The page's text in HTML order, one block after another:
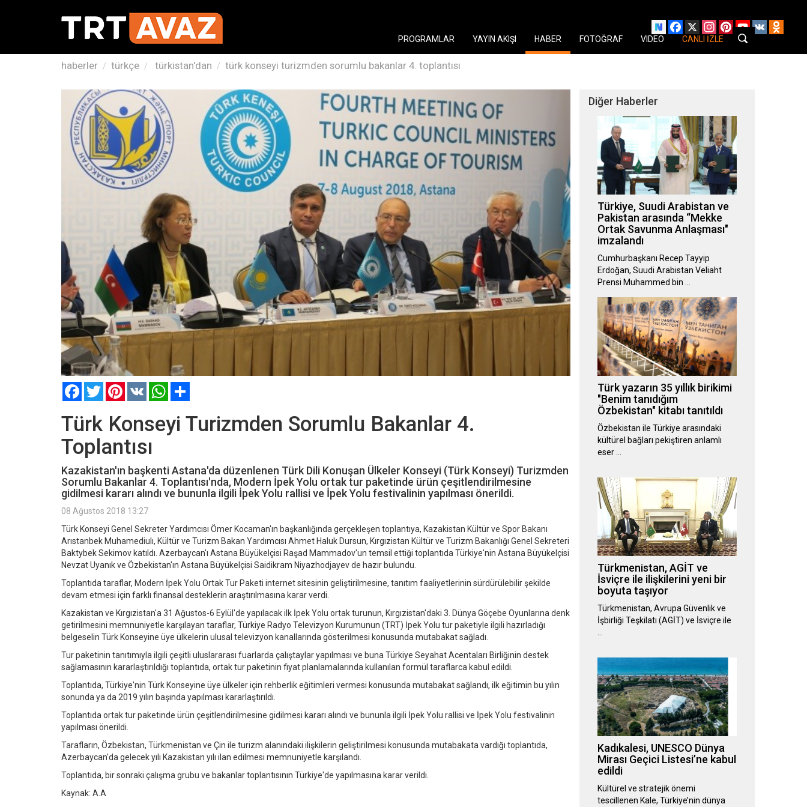
Facebook
X Instagram
PinterestYouTube
VK
PROGRAMLAR
YAYIN AKIŞI HABER FOTOĞRAF VIDEO CANLI İZLE
haberler türkçe türkistan'dan türk konseyi turizmden sorumlu bakanlar 4. toplantısı
FacebookTwitterPinterest
VK WhatsApp
Türk Konseyi Turizmden Sorumlu Bakanlar 4.
Toplantısı
Kazakistan'ın başkenti Astana'da düzenlenen Türk Dili Konuşan Ülkeler Konseyi (Türk Konseyi) Turizmden
Sorumlu Bakanlar 4. Toplantısı'nda, Modern İpek Yolu ortak tur paketinde ürün çeşitlendirilmesine
gidilmesi kararı alındı ve bununla ilgili İpek Yolu rallisi ve İpek Yolu festivalinin yapılması önerildi.
08 Ağustos 2018 13:27
Türk Konseyi Genel Sekreter Yardımcısı Ömer Kocaman'ın başkanlığında gerçekleşen toplantıya, Kazakistan Kültür ve Spor Bakanı
Arıstanbek Muhamediulı, Kültür ve Turizm Bakan Yardımcısı Ahmet Haluk Dursun, Kırgızistan Kültür ve Turizm Bakanlığı Genel Sekreteri
Baktybek Sekimov katıldı. Azerbaycan'ı Astana Büyükelçisi Raşad Mammadov'un temsil ettiği toplantıda Türkiye'nin Astana Büyükelçisi
Nevzat Uyanık ve Özbekistan'ın Astana Büyükelçisi Saidikram Niyazhodjayev de hazır bulundu.
Toplantıda taraflar, Modern İpek Yolu Ortak Tur Paketi internet sitesinin geliştirilmesine, tanıtım faaliyetlerinin sürdürülebilir şekilde
devam etmesi için farklı finansal desteklerin araştırılmasına karar verdi.
Kazakistan ve Kırgızistan'a 31 Ağustos-6 Eylül'de yapılacak ilk İpek Yolu ortak turunun, Kırgızistan'daki 3. Dünya Göçebe Oyunlarına denk
getirilmesini memnuniyetle karşılayan taraflar, Türkiye Radyo Televizyon Kurumunun (TRT) İpek Yolu tur paketiyle ilgili hazırladığı
belgeselin Türk Konseyine üye ülkelerin ulusal televizyon kanallarında gösterilmesi konusunda mutabakat sağladı.
Tur paketinin tanıtımıyla ilgili çeşitli uluslararası fuarlarda çalıştaylar yapılması ve buna Türkiye Seyahat Acentaları Birliğinin destek
sağlamasının kararlaştırıldığı toplantıda, ortak tur paketinin fiyat planlamalarında kullanılan formül taraflarca kabul edildi.
Toplantıda, Türkiye'nin Türk Konseyine üye ülkeler için rehberlik eğitimleri vermesi konusunda mutabakat sağlandı, ilk eğitimin bu yılın
sonunda ya da 2019 yılın başında yapılması kararlaştırıldı.
Toplantıda ortak tur paketinde ürün çeşitlendirilmesine gidilmesi kararı alındı ve bununla ilgili İpek Yolu rallisi ve İpek Yolu festivalinin
yapılması önerildi.
Tarafların, Özbekistan, Türkmenistan ve Çin ile turizm alanındaki ilişkilerin geliştirilmesi konusunda mutabakata vardığı toplantıda,
Azerbaycan'da gelecek yılı Kazakistan yılı ilan edilmesi memnuniyetle karşılandı.
Toplantıda, bir sonraki çalışma grubu ve bakanlar toplantısının Türkiye'de yapılmasına karar verildi.
Kaynak: A.A
Diğer Haberler
Türkiye, Suudi Arabistan ve
Pakistan arasında “Mekke
Ortak Savunma Anlaşması"
imzalandı
Cumhurbaşkanı Recep Tayyip
Erdoğan, Suudi Arabistan Veliaht
Prensi Muhammed bin …
Türk yazarın 35 yıllık birikimi
"Benim tanıdığım
Özbekistan" kitabı tanıtıldı
Özbekistan ile Türkiye arasındaki
kültürel bağları pekiştiren anlamlı
eser …
Türkmenistan, AGİT ve
İsviçre ile ilişkilerini yeni bir
boyuta taşıyor
Türkmenistan, Avrupa Güvenlik ve
İşbirliği Teşkilatı (AGİT) ve İsviçre ile
Kadıkalesi, UNESCO Dünya
Mirası Geçici Listesi’ne kabul
edildi
Kültürel ve stratejik önemi
tescillenen Kale, Türkiye’nin dünya